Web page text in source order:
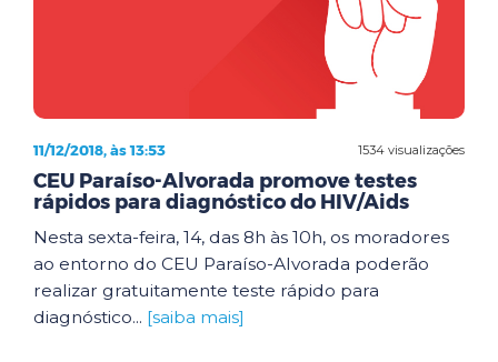
1534 visualizações
11/12/2018, às 13:53
CEU Paraíso-Alvorada promove testes
rápidos para diagnóstico do HIV/Aids
Nesta sexta-feira, 14, das 8h às 10h, os moradores
ao entorno do CEU Paraíso-Alvorada poderão
realizar gratuitamente teste rápido para
diagnóstico... [saiba mais]